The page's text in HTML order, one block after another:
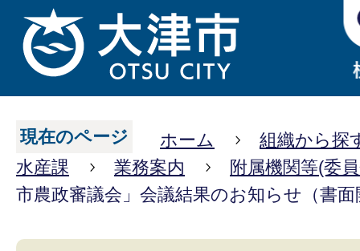
現在のページ ホーム
組織から探
水産課
業務案内
附属機関等(委
市農政審議会」会議結果のお知らせ（書面